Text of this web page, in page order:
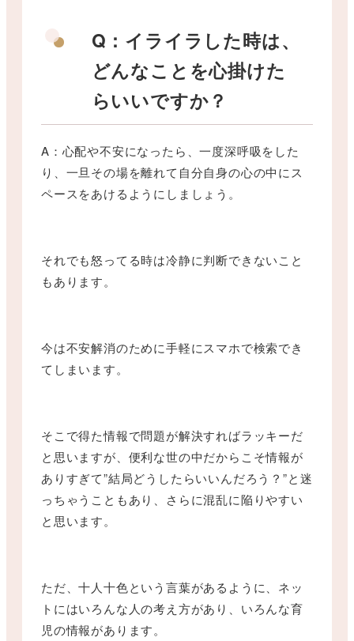
Q：イライラした時は、
どんなことを心掛けた
らいいですか？
A：心配や不安になったら、一度深呼吸をした
り、一旦その場を離れて自分自身の心の中にス
ペースをあけるようにしましょう。
それでも怒ってる時は冷静に判断できないこと
もあります。
今は不安解消のために手軽にスマホで検索でき
てしまいます。
そこで得た情報で問題が解決すればラッキーだ
と思いますが、便利な世の中だからこそ情報が
ありすぎて”結局どうしたらいいんだろう？”と迷
っちゃうこともあり、さらに混乱に陥りやすい
と思います。
ただ、十人十色という言葉があるように、ネッ
トにはいろんな人の考え方があり、いろんな育
児の情報があります。